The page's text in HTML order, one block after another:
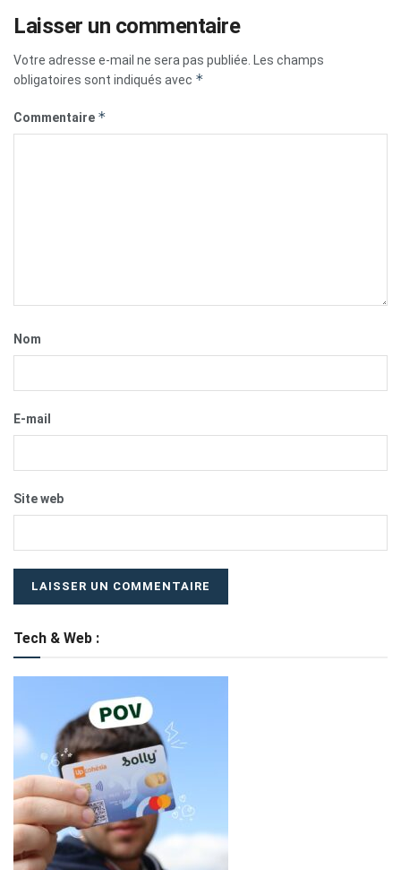
Laisser un commentaire
Votre adresse e-mail ne sera pas publiée.
Les champs
obligatoires sont indiqués avec *
Commentaire *
Nom
E-mail
Site web
Tech & Web :